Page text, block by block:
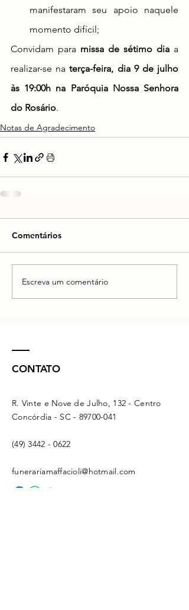
manifestaram seu apoio naquele
momento difícil;
Convidam para missa de sétimo dia a
realizar-se na terça-feira, dia 9 de julho
às 19:00h na Paróquia Nossa Senhora
do Rosário.
Notas de Agradecimento
Comentários
Escreva um comentário
CONTATO
R. Vinte e Nove de Julho, 132 - Centro
Concórdia - SC - 89700-041
(49) 3442 - 0622
funerariamaffacioli@hotmail.com